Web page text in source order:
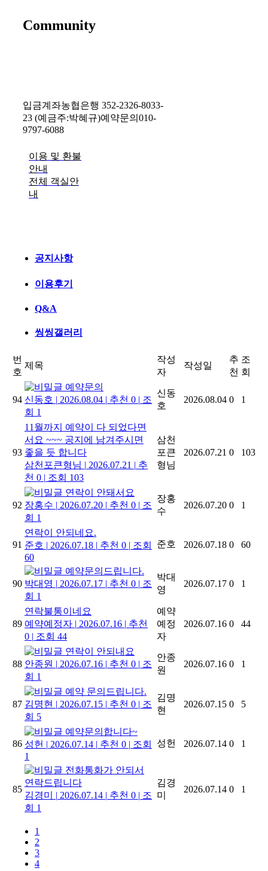
Community
입금계좌농협은행 352-2326-8033-
23 (예금주:박혜규)예약문의 010-
9797-6088
이용 및 환불
안내
전체 객실안
내
공지사항
이용후기
Q&A
씽씽갤러리
번
호
제목
작성
자
작성일
추
천
조
회
94
예약문의
신동호 | 2026.08.04 | 추천 0 | 조
회 1
신동
호
2026.08.04 0 1
93
11월까지 예약이 다 되었다면
서요 ~~~ 공지에 남겨주시면
좋을 듯 합니다
삼천포큰형님 | 2026.07.21 | 추
천 0 | 조회 103
삼천
포큰
형님
2026.07.21 0 103
92
연락이 안돼서요
장홍수 | 2026.07.20 | 추천 0 | 조
회 1
장홍
수
2026.07.20 0 1
91
연락이 안되네요.
준호 | 2026.07.18 | 추천 0 | 조회
60
준호 2026.07.18 0 60
90
예약문의드립니다.
박대영 | 2026.07.17 | 추천 0 | 조
회 1
박대
영
2026.07.17 0 1
89
연락불통이네요
예약예정자 | 2026.07.16 | 추천
0 | 조회 44
예약
예정
자
2026.07.16 0 44
88
연락이 안되내요
안종원 | 2026.07.16 | 추천 0 | 조
회 1
안종
원
2026.07.16 0 1
87
예약 문의드립니다.
김명현 | 2026.07.15 | 추천 0 | 조
회 5
김명
현
2026.07.15 0 5
86
예약문의합니다~
성헌 | 2026.07.14 | 추천 0 | 조회
1
성헌 2026.07.14 0 1
85
전화통화가 안되서
연락드립니다
김경미
| 2026.07.14 | 추천 0 | 조
회 1
김경
미
2026.07.14 0 1
1
2
3
4